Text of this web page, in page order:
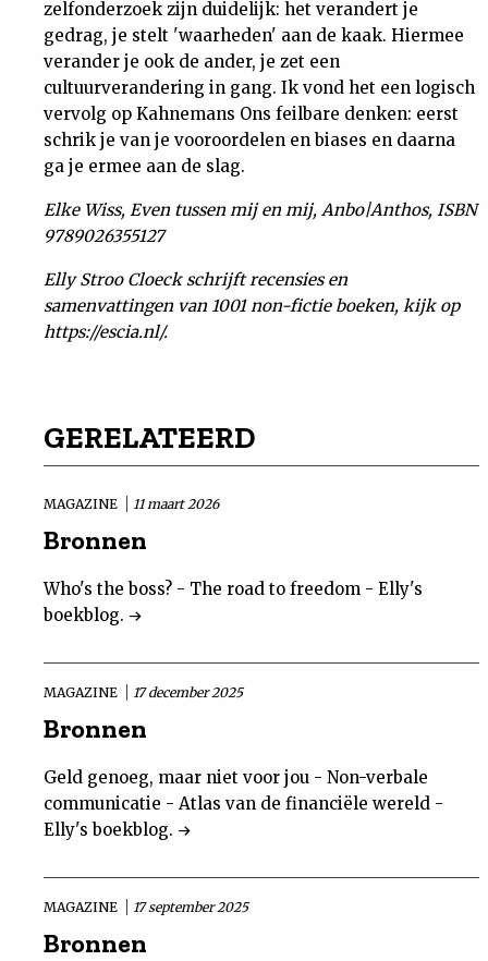
zelfonderzoek zijn duidelijk: het verandert je
gedrag, je stelt 'waarheden' aan de kaak. Hiermee
verander je ook de ander, je zet een
cultuurverandering in gang. Ik vond het een logisch
vervolg op Kahnemans Ons feilbare denken: eerst
schrik je van je vooroordelen en biases en daarna
ga je ermee aan de slag.
Elke Wiss, Even tussen mij en mij, Anbo|Anthos, ISBN
9789026355127
Elly Stroo Cloeck schrijft recensies en
samenvattingen van 1001 non-fictie boeken, kijk op
https://escia.nl/.
GERELATEERD
MAGAZINE 11 maart 2026
Bronnen
Who's the boss? - The road to freedom - Elly's
boekblog.
MAGAZINE 17 december 2025
Bronnen
Geld genoeg, maar niet voor jou - Non-verbale
communicatie - Atlas van de financiële wereld -
Elly's boekblog.
MAGAZINE 17 september 2025
Bronnen